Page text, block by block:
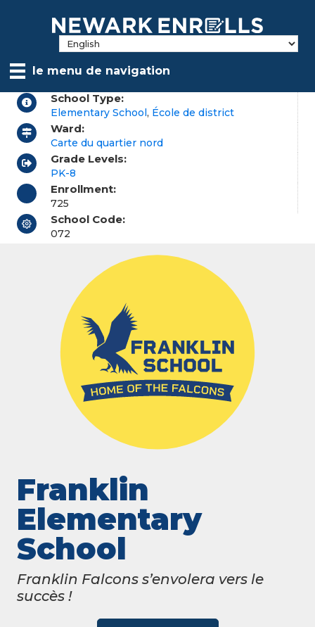
contentle menu de navigation
School Type:
Elementary School, École de district
Ward:
Carte du quartier nord
Grade Levels:
PK-8
Enrollment:
725
School Code:
072
Franklin
Elementary
School
Franklin Falcons s’envolera vers le
succès !